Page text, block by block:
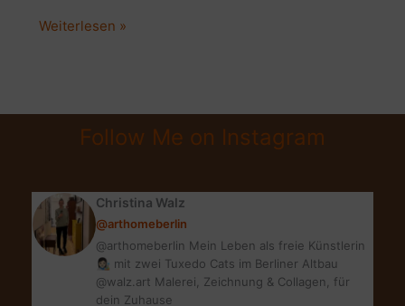
Weihnachtskarten
gestalten:
Weiterlesen »
Follow Me on Instagram
Christina Walz
@arthomeberlin
@arthomeberlin Mein Leben als freie Künstlerin
👩🏻‍🎨 mit zwei Tuxedo Cats im Berliner Altbau
@walz.art Malerei, Zeichnung & Collagen, für
dein Zuhause